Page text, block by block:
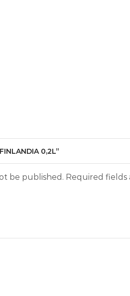
0,2L”
be published. Required fields